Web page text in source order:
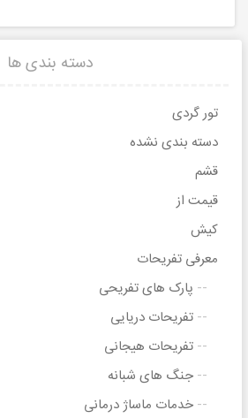
دسته بندی ها
تور گردی
دسته بندی نشده
قشم
قیمت از
کیش
معرفی تفریحات
پارک های تفریحی
تفریحات دریایی
تفریحات هیجانی
جنگ های شبانه
خدمات ماساژ درمانی